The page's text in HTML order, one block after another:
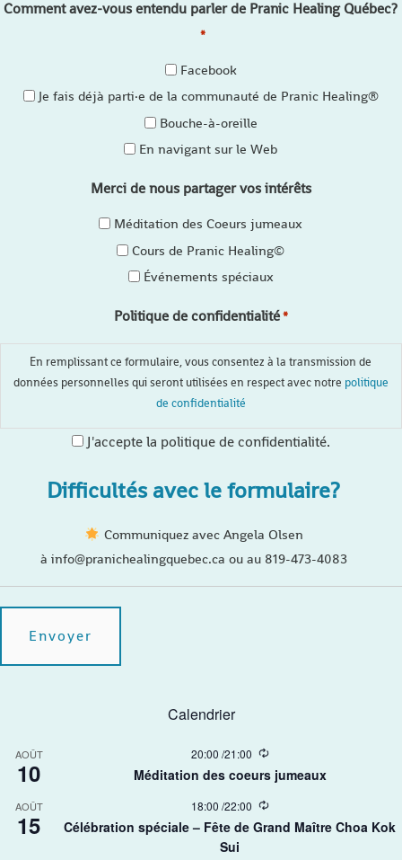
Comment avez-vous entendu parler de Pranic Healing Québec?
*
Facebook
Je fais déjà parti·e de la communauté de Pranic Healing®
Bouche-à-oreille
En navigant sur le Web
Merci de nous partager vos intérêts
Méditation des Coeurs jumeaux
Cours de Pranic Healing©
Événements spéciaux
Politique de confidentialité*
En remplissant ce formulaire, vous consentez à la transmission de
données personnelles qui seront utilisées en respect avec notre politique
de confidentialité
J'accepte la politique de confidentialité.
Difficultés avec le formulaire?
Communiquez avec Angela Olsen
à info@pranichealingquebec.ca ou au 819-473-4083
Calendrier
AOÛT
10
20:00 /21:00
R
c
r
r
Méditation des coeurs jumeaux
AOÛT
15
18:00 /22:00
R
c
Célébration spéciale – Fête de Grand Maître Choa Kok
Sui​